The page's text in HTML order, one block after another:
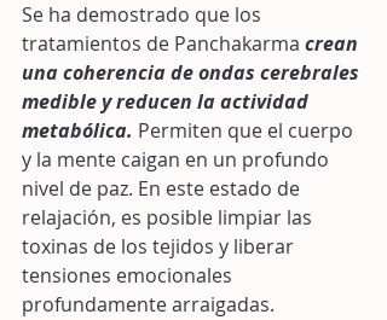
Se ha demostrado que los
tratamientos de Panchakarma crean
una coherencia de ondas cerebrales
medible y reducen la actividad
metabólica. Permiten que el cuerpo
y la mente caigan en un profundo
nivel de paz. En este estado de
relajación, es posible limpiar las
toxinas de los tejidos y liberar
tensiones emocionales
profundamente arraigadas.